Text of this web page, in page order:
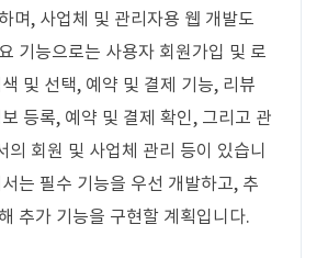
며, 사업체 및 관리자용 웹 개발도
기능으로는 사용자 회원가입 및 로
및 선택, 예약 및 결제 기능, 리뷰
등록, 예약 및 결제 확인, 그리고 관
의 회원 및 사업체 관리 등이 있습니
는 필수 기능을 우선 개발하고, 추
추가 기능을 구현할 계획입니다.